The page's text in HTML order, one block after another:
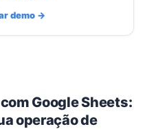
Google Sheets:
operação de
demo →